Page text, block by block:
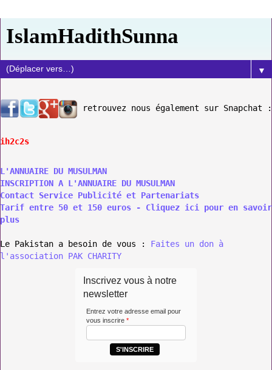
IslamHadithSunna
▼
retrouvez nous également sur Snapchat :
ih2c2s
L'ANNUAIRE DU MUSULMAN
INSCRIPTION A L'ANNUAIRE DU MUSULMAN
Contact Service Publicité et Partenariats
Tarif entre 50 et 150 euros - Cliquez ici pour en savoir
plus
Le Pakistan a besoin de vous : Faites un don à
l'association PAK CHARITY
Inscrivez vous à notre
newsletter
Entrez votre adresse email pour
vous inscrire *
S'INSCRIRE